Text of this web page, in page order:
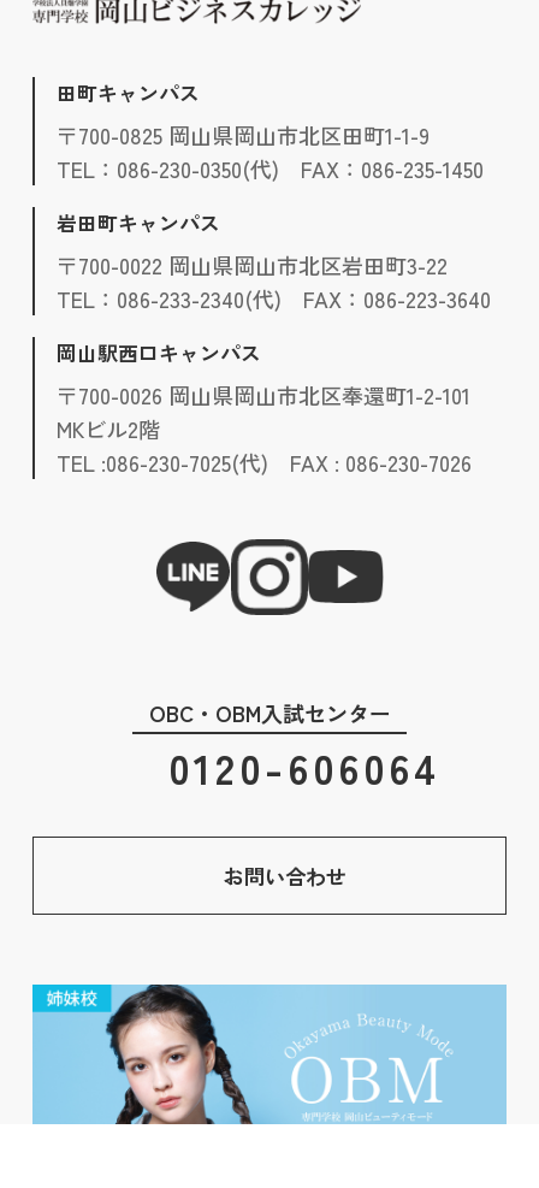
田町キャンパス
〒700-0825 岡山県岡山市北区田町1-1-9
TEL：086-230-0350(代) FAX：086-235-1450
岩田町キャンパス
〒700-0022 岡山県岡山市北区岩田町3-22
TEL：086-233-2340(代) FAX：086-223-3640
岡山駅西口キャンパス
〒700-0026 岡山県岡山市北区奉還町1-2-101
MKビル2階
TEL :086-230-7025(代) FAX : 086-230-7026
OBC・OBM入試センター
0120-606064
お問い合わせ